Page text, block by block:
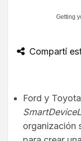
Getting
Compartí
Ford y
organización